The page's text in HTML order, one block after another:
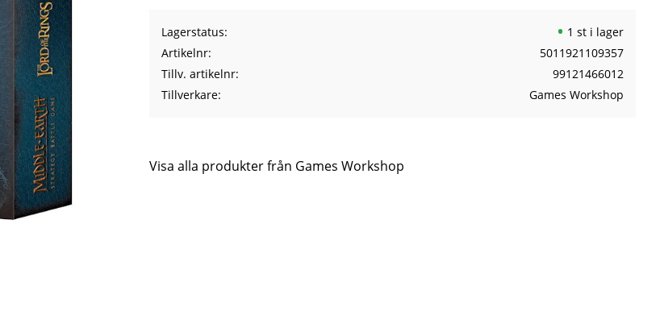
Lagerstatus
1 st i lager
Artikelnr
5011921109357
Tillv. artikelnr
99121466012
Tillverkare
Games Workshop
Visa alla produkter från Games Workshop